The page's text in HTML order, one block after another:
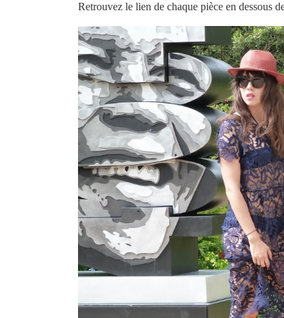
Retrouvez le lien de chaque pièce en dessous